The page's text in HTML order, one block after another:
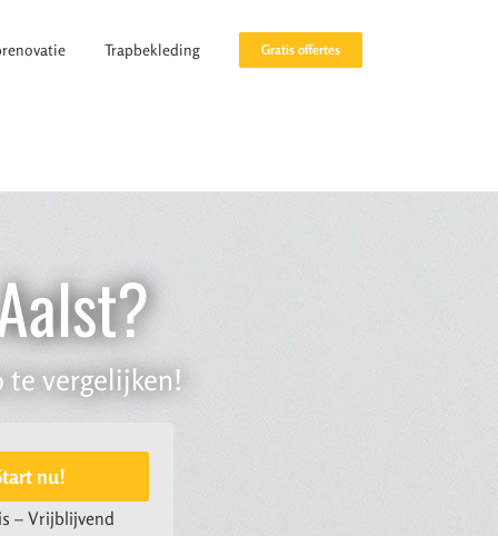
Trapbekleding Gratis offertes
te vergelijken!
nu!
– Vrijblijvend